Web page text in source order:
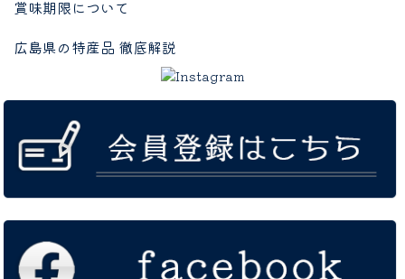
賞味期限について
広島県の特産品 徹底解説